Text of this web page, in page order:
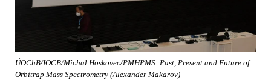
ÚOChB/IOCB/Michal Hoskovec/PMHPMS: Past, Present and Future of
Orbitrap Mass Spectrometry (Alexander Makarov)